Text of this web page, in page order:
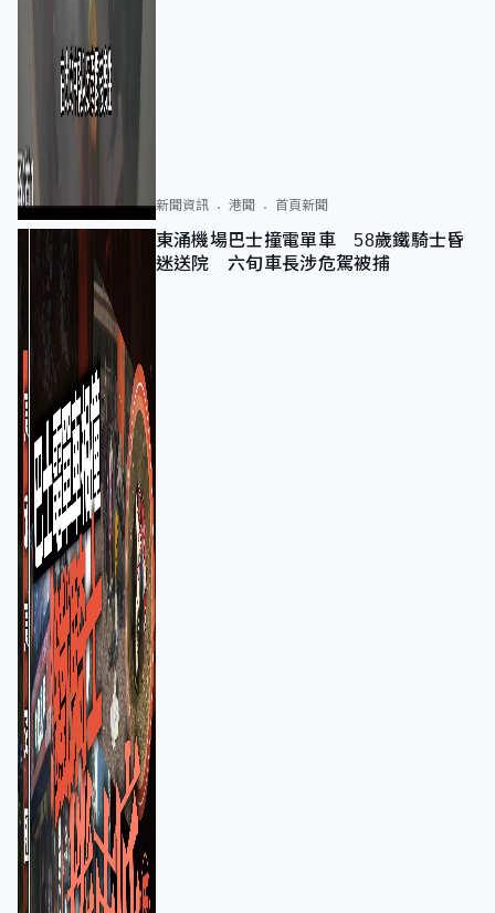
新聞資訊 港聞 首頁新聞
東涌機場巴士撞電單車 58歲鐵騎士昏
迷送院 六旬車長涉危駕被捕